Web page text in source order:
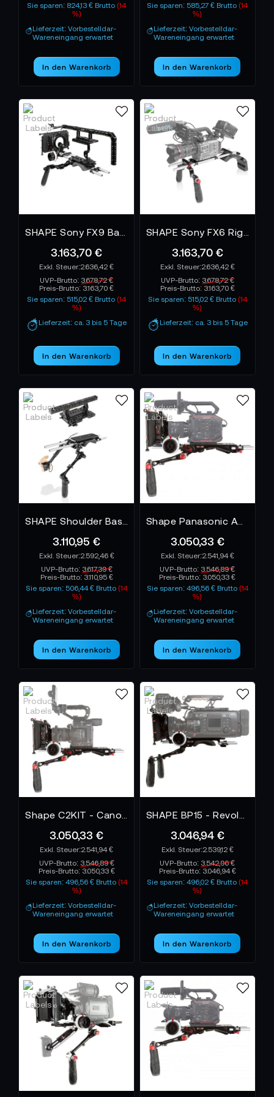
Schraube, jedes Gelenk ist auf Langlebigkeit und
Performance ausgelegt. Hochwertiges Aluminium,
CNC-gefräst in Perfektion, sorgt für Stabilität ohne
Gewicht zu opfern. Das Ergebnis: Systeme, die
genauso dynamisch sind wie die Menschen, die sie
SHAPE BEI TONEART – DIE FORM DER
FREIHEIT
TONEART-Shop
findest du eine umfangreiche
Auswahl anSHAPE-Produkten
– von
Schulterstützen und Handgriffen bis hin zu
kompletten Kamera-Rig-Systemen. Entwickelt für
Erlebe den Unterschied zwischen Equipment und
Werkzeug – mitSHAPE
, der Marke, die Bewegung
formt.
Sie sparen: 824,13 € Brutto(14
%)
Lieferzeit: Vorbestelldar-
Wareneingang erwartet
In den Warenkorb
Sie sparen: 585,27 € Brutto(14
%)
Lieferzeit: Vorbestelldar-
Wareneingang erwartet
In den Warenkorb
3.163,70 €
2.636,42 €
UVP-Brutto: 3.678,72 €
Preis-Brutto: 3.163,70 €
Sie sparen: 515,02 € Brutto(14
%)
Lieferzeit: ca. 3 bis 5 Tage
In den Warenkorb
3.163,70 €
2.636,42 €
UVP-Brutto: 3.678,72 €
Preis-Brutto: 3.163,70 €
Sie sparen: 515,02 € Brutto (14
%)
Lieferzeit: ca. 3 bis 5 Tage
In den Warenkorb
3.110,95 €
2.592,46 €
UVP-Brutto: 3.617,39 €
Preis-Brutto: 3.110,95 €
Sie sparen: 506,44 € Brutto(14
%)
Lieferzeit: Vorbestelldar-
Wareneingang erwartet
In den Warenkorb
3.050,33 €
2.541,94 €
UVP-Brutto: 3.546,89 €
Preis-Brutto: 3.050,33 €
Sie sparen: 496,56 € Brutto (14
%)
Lieferzeit: Vorbestelldar-
Wareneingang erwartet
In den Warenkorb
3.050,33 €
2.541,94 €
UVP-Brutto: 3.546,89 €
Preis-Brutto: 3.050,33 €
Sie sparen: 496,56 € Brutto(14
%)
Lieferzeit: Vorbestelldar-
Wareneingang erwartet
In den Warenkorb
3.046,94 €
2.539,12 €
UVP-Brutto: 3.542,96 €
Preis-Brutto: 3.046,94 €
Sie sparen: 496,02 € Brutto(14
%)
Lieferzeit: Vorbestelldar-
Wareneingang erwartet
In den Warenkorb